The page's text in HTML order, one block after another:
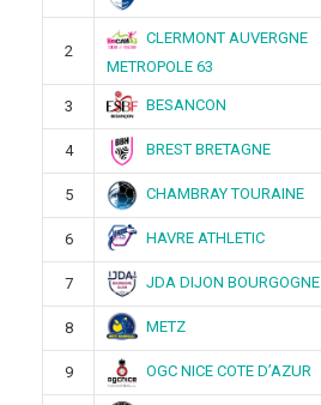
2
CLERMONT AUVERGNE
METROPOLE 63
3 BESANCON
4 BREST BRETAGNE
5 CHAMBRAY TOURAINE
6 HAVRE ATHLETIC
7 JDA DIJON BOURGOGNE
8 METZ
9 OGC NICE COTE D’AZUR